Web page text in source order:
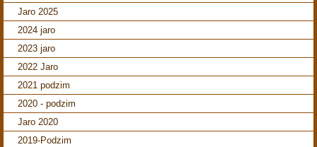
Jaro 2025
2024 jaro
2023 jaro
2022 Jaro
2021 podzim
2020 - podzim
Jaro 2020
2019-Podzim